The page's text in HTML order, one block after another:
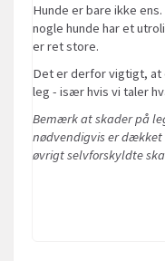
Hunde er bare ikke
nogle hunde har et
er ret store.
Det er derfor vigtigt, at
leg - især hvis vi taler
Bemærk at skader på
nødvendigvis er
øvrigt selvforskyldte